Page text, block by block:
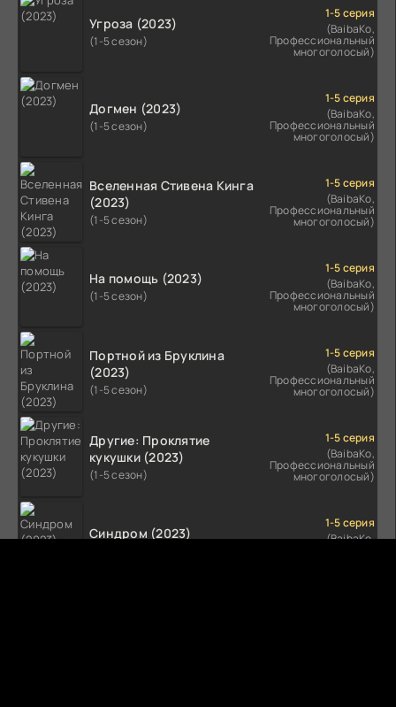
Угроза (2023)
(1-5 сезон)
1-5 серия
(BaibaKo,
Профессиональный
многоголосый)
Догмен (2023)
(1-5 сезон)
1-5 серия
(BaibaKo,
Профессиональный
многоголосый)
Вселенная Стивена Кинга
(2023)
(1-5 сезон)
1-5 серия
(BaibaKo,
Профессиональный
многоголосый)
На помощь (2023)
(1-5 сезон)
1-5 серия
(BaibaKo,
Профессиональный
многоголосый)
Портной из Бруклина
(2023)
(1-5 сезон)
1-5 серия
(BaibaKo,
Профессиональный
многоголосый)
Другие: Проклятие
кукушки (2023)
(1-5 сезон)
1-5 серия
(BaibaKo,
Профессиональный
многоголосый)
Синдром (2023)
1-5 серия
(BaibaKo,